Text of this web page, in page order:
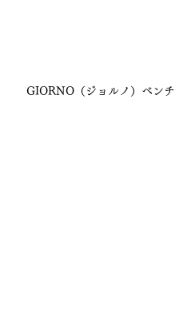
GIORNO（ジョルノ）ベンチ